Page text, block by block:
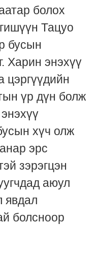
болох
Тацуо
бусын
Харин энэхүү
цэргүүдийн
үр дүн болж
хүч олж
эрс
зэрэгцэн
аюул
явдал
болсноор